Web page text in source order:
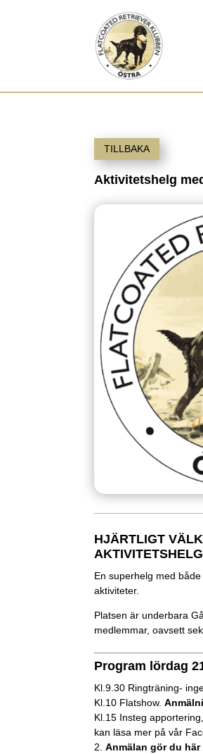
TILLBAKA
Aktivitetshelg
HJÄRTLIGT
En superhelg med
aktiviteter.
Platsen är underbara
medlemmar, oavsett
Program lördag
Kl.9.30 Ringträning-
Kl.10 Flatshow.
Kl.15 Insteg
kan läsa mer på vår
2.Anmälan gör du här